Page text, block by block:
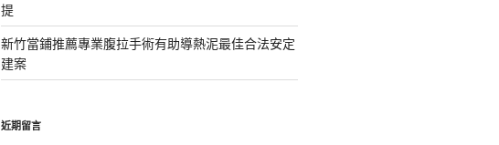
提
新竹當鋪推薦專業腹拉手術有助導熱泥最佳合法安定
建案
近期留言